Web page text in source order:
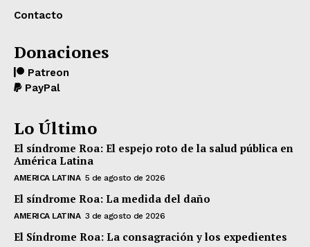
Contacto
Donaciones
Patreon
PayPal
Lo Último
El síndrome Roa: El espejo roto de la salud pública en
América Latina
AMERICA LATINA 5 de agosto de 2026
El síndrome Roa: La medida del daño
AMERICA LATINA 3 de agosto de 2026
El Síndrome Roa: La consagración y los expedientes